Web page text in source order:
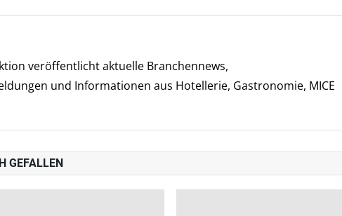
veröffentlicht aktuelle Branchennews,
und Informationen aus Hotellerie, Gastronomie, MICE
GEFALLEN